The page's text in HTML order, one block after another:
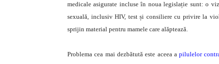
medicale asigurate incluse în noua legislație sunt: o
sexuală, inclusiv HIV, test și consiliere cu privire la
sprijin material pentru mamele care alăptează.
Problema cea mai dezbătută este aceea apilulelor